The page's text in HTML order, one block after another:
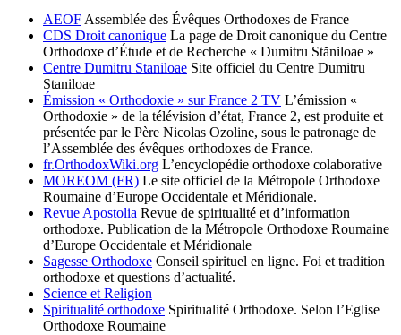
AEOF Assemblée des Évêques Orthodoxes de France
CDS Droit canonique La page de Droit canonique du Centre
Orthodoxe d’Étude et de Recherche « Dumitru Stăniloae »
Centre Dumitru Staniloae Site officiel du Centre Dumitru
Staniloae
Émission « Orthodoxie » sur France 2 TV L’émission «
Orthodoxie » de la télévision d’état, France 2, est produite et
présentée par le Père Nicolas Ozoline, sous le patronage de
l’Assemblée des évêques orthodoxes de France.
fr.OrthodoxWiki.org L’encyclopédie orthodoxe colaborative
MOREOM (FR) Le site officiel de la Métropole Orthodoxe
Roumaine d’Europe Occidentale et Méridionale.
Revue Apostolia Revue de spiritualité et d’information
orthodoxe. Publication de la Métropole Orthodoxe Roumaine
d’Europe Occidentale et Méridionale
Sagesse Orthodoxe Conseil spirituel en ligne. Foi et tradition
orthodoxe et questions d’actualité.
Science et Religion
Spiritualité orthodoxe Spiritualité Orthodoxe. Selon l’Eglise
Orthodoxe Roumaine